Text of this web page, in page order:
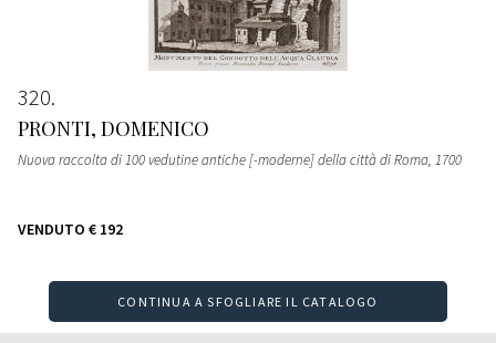
320
PRONTI, DOMENICO
Nuova raccolta di 100 vedutine antiche [-moderne] della città di Roma, 1700
VENDUTO € 192
CONTINUA A SFOGLIARE IL CATALOGO